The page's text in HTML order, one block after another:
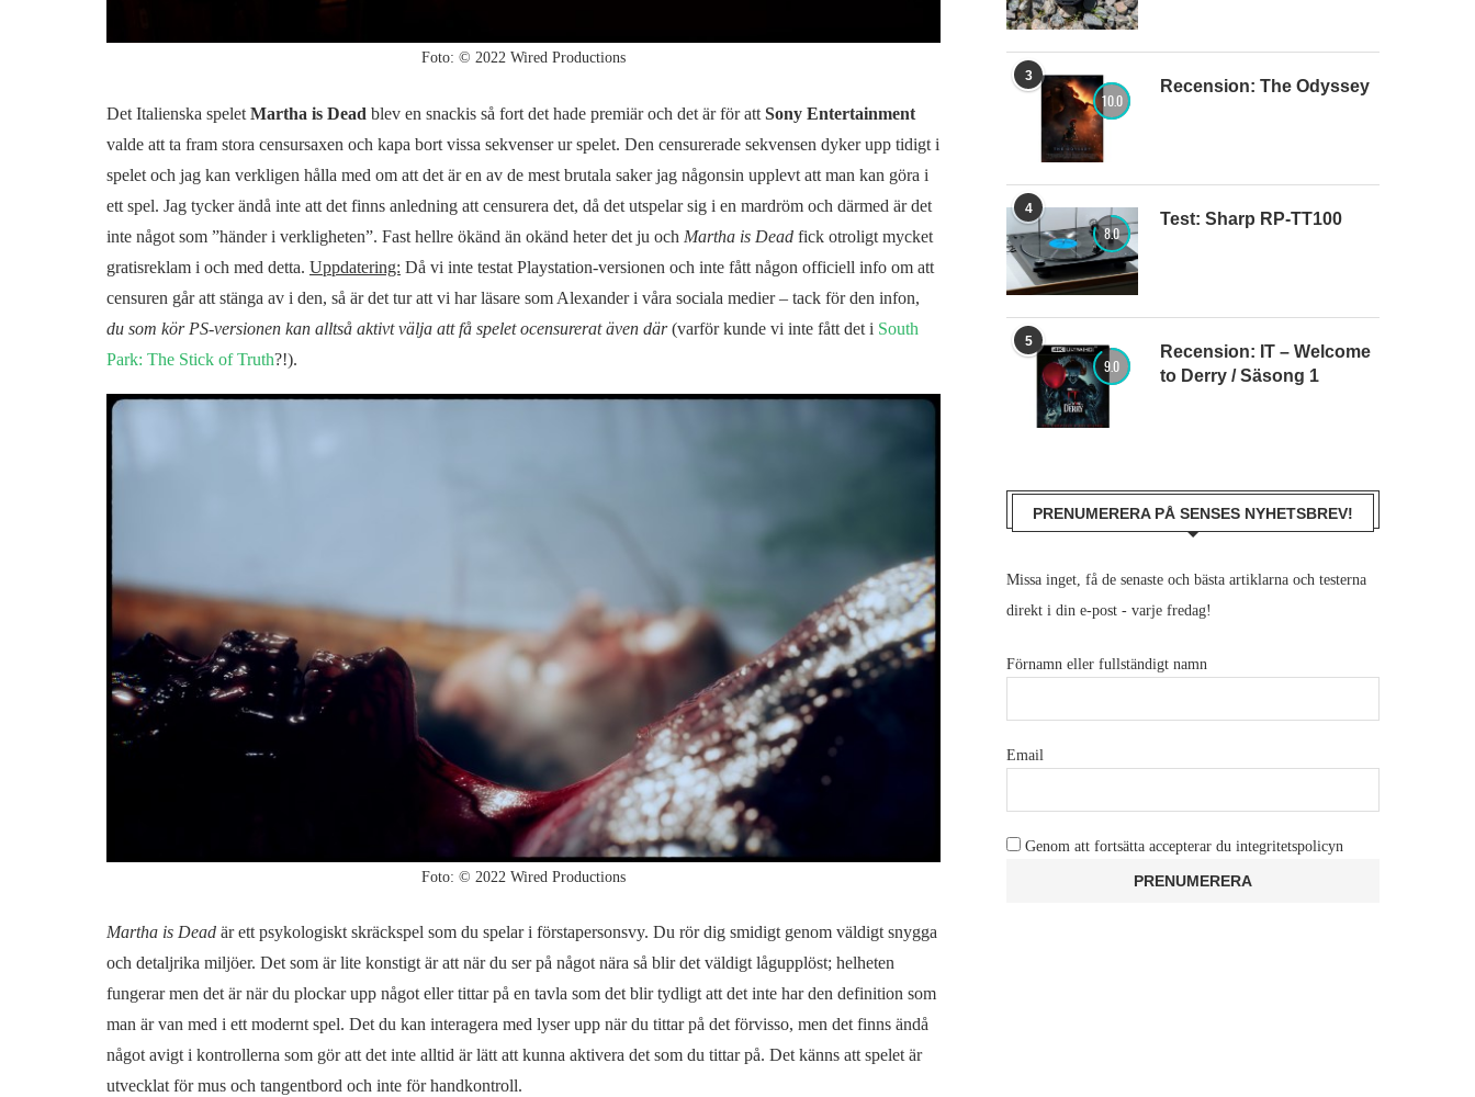
Foto: © 2022 Wired Productions
Det Italienska spelet Martha is Dead blev en snackis så fort det hade premiär och det är för att Sony Entertainment
valde att ta fram stora censursaxen och kapa bort vissa sekvenser ur spelet. Den censurerade sekvensen dyker upp tidigt i
spelet och jag kan verkligen hålla med om att det är en av de mest brutala saker jag någonsin upplevt att man kan göra i
ett spel. Jag tycker ändå inte att det finns anledning att censurera det, då det utspelar sig i en mardröm och därmed är det
inte något som ”händer i verkligheten”. Fast hellre ökänd än okänd heter det ju och Martha is Deadfick otroligt mycket
gratisreklam i och med detta. Uppdatering: Då vi inte testat Playstation-versionen och inte fått någon officiell info om att
censuren går att stänga av i den, så är det tur att vi har läsare som Alexander i våra sociala medier – tack för den infon,
du som kör PS-versionen kan alltså aktivt välja att få spelet ocensurerat även där(varför kunde vi inte fått det i South
Park: The Stick of Truth?!).
Foto: © 2022 Wired Productions
Martha is Deadär ett psykologiskt skräckspel som du spelar i förstapersonsvy. Du rör dig smidigt genom väldigt snygga
och detaljrika miljöer. Det som är lite konstigt är att när du ser på något nära så blir det väldigt lågupplöst; helheten
fungerar men det är när du plockar upp något eller tittar på en tavla som det blir tydligt att det inte har den definition som
man är van med i ett modernt spel. Det du kan interagera med lyser upp när du tittar på det förvisso, men det finns ändå
något avigt i kontrollerna som gör att det inte alltid är lätt att kunna aktivera det som du tittar på. Det känns att spelet är
utvecklat för mus och tangentbord och inte för handkontroll.
3
10.0
Recension: The Odyssey
4
8.0
Test: Sharp RP-TT100
5
9.0
Recension: IT – Welcome
to Derry / Säsong 1
PRENUMERERA PÅ SENSES NYHETSBREV!
Missa inget, få de senaste och bästa artiklarna och testerna
direkt i din e-post - varje fredag!
Förnamn eller fullständigt namn
Email
Genom att fortsätta accepterar du integritetspolicyn